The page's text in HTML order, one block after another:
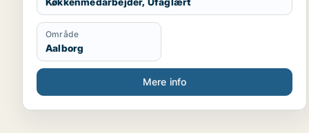
flydende.
Område
Aalborg
Mere info